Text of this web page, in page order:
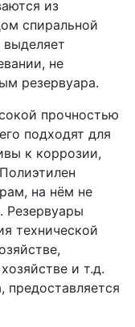
из
спиральной
выделяет
не
резервуара.
прочностью
подходят для
к коррозии,
на нём не
Резервуары
технической
и т.д.
предоставляется